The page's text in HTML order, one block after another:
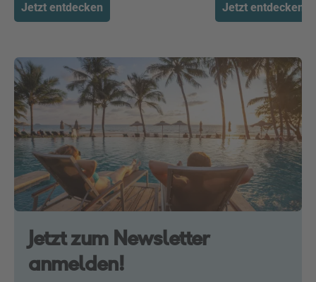
Jetzt entdecken Jetzt entdecken
Jetzt zum Newsletter
anmelden!